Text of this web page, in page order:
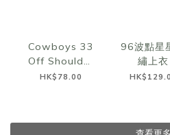
Cowboys 33
Off Shoulder
Top
HK$78.00
96波點星
繡上衣